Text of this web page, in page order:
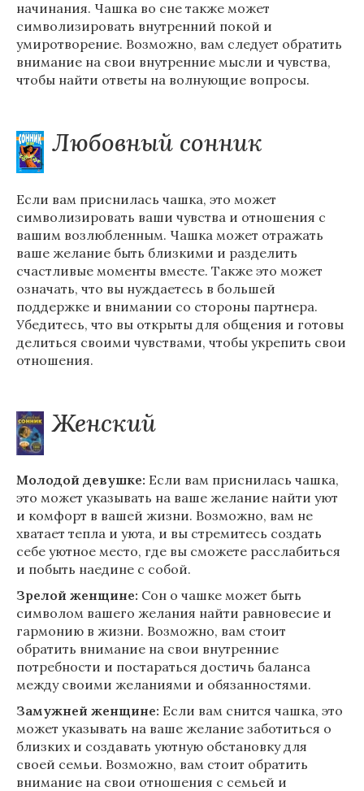
начинания. Чашка во сне также может
символизировать внутренний покой и
умиротворение. Возможно, вам следует обратить
внимание на свои внутренние мысли и чувства,
чтобы найти ответы на волнующие вопросы.
Любовный сонник
Если вам приснилась чашка, это может
символизировать ваши чувства и отношения с
вашим возлюбленным. Чашка может отражать
ваше желание быть близкими и разделить
счастливые моменты вместе. Также это может
означать, что вы нуждаетесь в большей
поддержке и внимании со стороны партнера.
Убедитесь, что вы открыты для общения и готовы
делиться своими чувствами, чтобы укрепить свои
отношения.
Женский
Молодой девушке: Если вам приснилась чашка,
это может указывать на ваше желание найти уют
и комфорт в вашей жизни. Возможно, вам не
хватает тепла и уюта, и вы стремитесь создать
себе уютное место, где вы сможете расслабиться
и побыть наедине с собой.
Зрелой женщине: Сон о чашке может быть
символом вашего желания найти равновесие и
гармонию в жизни. Возможно, вам стоит
обратить внимание на свои внутренние
потребности и постараться достичь баланса
между своими желаниями и обязанностями.
Замужней женщине: Если вам снится чашка, это
может указывать на ваше желание заботиться о
близких и создавать уютную обстановку для
своей семьи. Возможно, вам стоит обратить
внимание на свои отношения с семьей и